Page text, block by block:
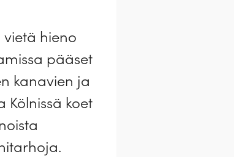
hieno
pääset
kanavien ja
Kölnissä koet